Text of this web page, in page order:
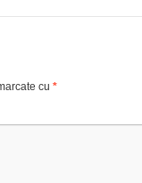
cu *